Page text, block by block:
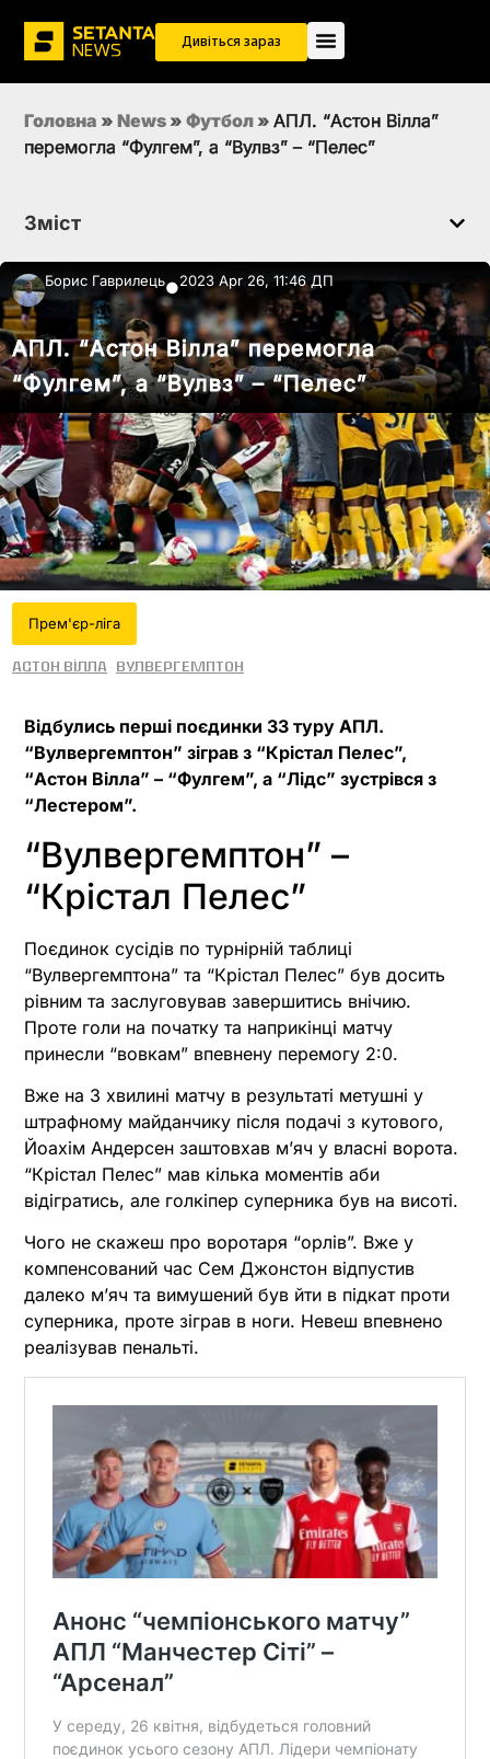
Дивіться зараз
Головна » News » Футбол » АПЛ. “Астон Вілла”
перемогла “Фулгем”, а “Вулвз” – “Пелес”
Зміст
Борис Гаврилець●2023 Apr 26, 11:46 ДП
АПЛ. “Астон Вілла” перемогла
“Фулгем”, а “Вулвз” – “Пелес”
Прем'єр-ліга
Астон Вілла Вулвергемптон
Відбулись перші поєдинки 33 туру АПЛ.
“Вулвергемптон” зіграв з “Крістал Пелес”,
“Астон Вілла” – “Фулгем”, а “Лідс” зустрівся з
“Лестером”.
“Вулвергемптон” –
“Крістал Пелес”
Поєдинок сусідів по турнірній таблиці
“Вулвергемптона” та “Крістал Пелес” був досить
рівним та заслуговував завершитись внічию.
Проте голи на початку та наприкінці матчу
принесли “вовкам” впевнену перемогу 2:0.
Вже на 3 хвилині матчу в результаті метушні у
штрафному майданчику після подачі з кутового,
Йоахім Андерсен заштовхав м’яч у власні ворота.
“Крістал Пелес” мав кілька моментів аби
відігратись, але голкіпер суперника був на висоті.
Чого не скажеш про воротаря “орлів”. Вже у
компенсований час Сем Джонстон відпустив
далеко м’яч та вимушений був йти в підкат проти
суперника, проте зіграв в ноги. Невеш впевнено
реалізував пенальті.